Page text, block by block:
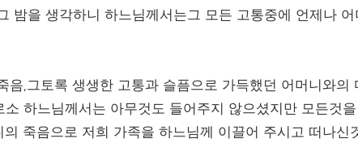
밤을 생각하니 하느님께서는그 모든 고통중에 언제나
음,그토록 생생한 고통과 슬픔으로 가득했던 어머니와의
소 하느님께서는 아무것도 들어주지 않으셨지만 모든것
죽음으로 저희 가족을 하느님께 이끌어 주시고 떠나신